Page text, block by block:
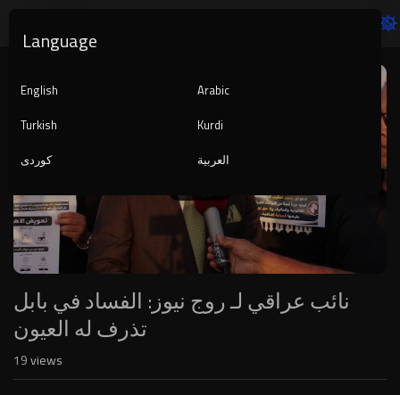
Player
auto
نائب عراقي لـ روج نيوز: الفساد في بابل
تذرف له العيون
19views
Language
English
Arabic
Turkish
Kurdi
کوردی
العربية